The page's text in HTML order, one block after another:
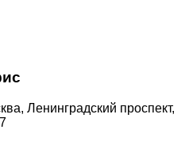
Ленинградский проспект,